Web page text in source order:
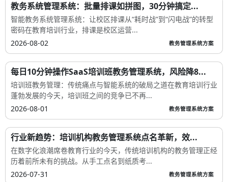
教务系统管理系统：批量排课如拼图，30分钟搞定...
智能教务系统管理系统：让校区排课从“耗时战”到“闪电战”的转型
密码在教育培训行业，排课是校区运营...
2026-08-02
教务管理系统方案
每日10分钟操作SaaS培训班教务管理系统，风险降8...
培训班教务管理：传统痛点与智能系统的破局之道在教育培训行业
蓬勃发展的今天，培训班之间的竞争已不再...
2026-08-01
教务管理系统方案
行业新趋势：培训机构教务管理系统点名革新，效...
在数字化浪潮席卷教育行业的今天，传统培训机构的教务管理正经
历着前所未有的挑战。从手工点名到纸质考...
2026-07-31
教务管理系统方案